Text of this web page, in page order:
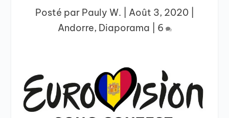
Posté par Pauly W. Août 3, 2020|
Andorre, Diaporama 6